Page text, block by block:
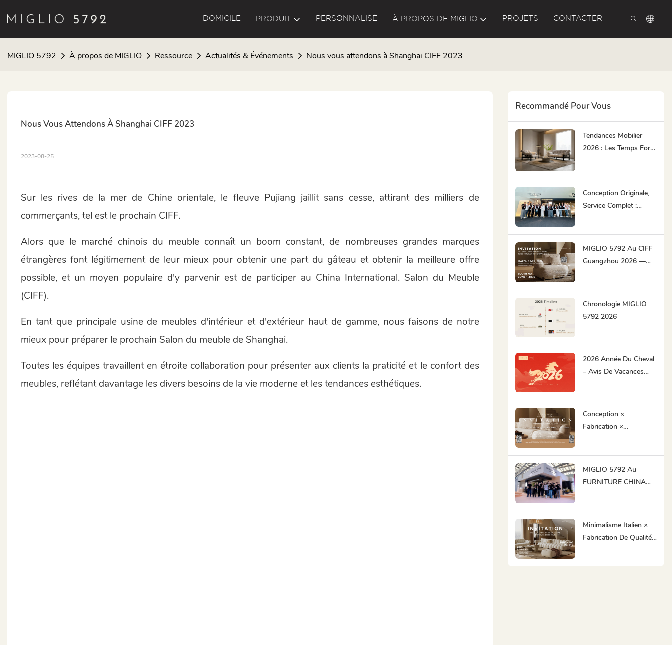
DOMICILE PRODUIT PERSONNALISÉ À PROPOS DE MIGLIO PROJETS CONTACTER
MIGLIO 5792 À propos de MIGLIO Ressource Actualités & Événements Nous vous attendons à Shanghai CIFF 2023
Nous Vous Attendons À Shanghai CIFF 2023
2023-08-25
Sur les rives de la mer de Chine orientale, le fleuve Pujiang jaillit sans cesse, attirant des milliers de
commerçants, tel est le prochain CIFF.
Alors que le marché chinois du meuble connaît un boom constant, de nombreuses grandes marques
étrangères font légitimement de leur mieux pour obtenir une part du gâteau et obtenir la meilleure offre
possible, et un moyen populaire d'y parvenir est de participer au China International. Salon du Meuble
(CIFF).
En tant que principale usine de meubles d'intérieur et d'extérieur haut de gamme, nous faisons de notre
mieux pour préparer le prochain Salon du meuble de Shanghai.
Toutes les équipes travaillent en étroite collaboration pour présenter aux clients la praticité et le confort des
meubles, reflétant davantage les divers besoins de la vie moderne et les tendances esthétiques.
Recommandé Pour Vous
Tendances Mobilier
2026 : Les Temps Forts
Conception Originale,
Service Complet :
MIGLIO 5792 Au CIFF
Guangzhou 2026 —
Chronologie MIGLIO
5792 2026
2026 Année Du Cheval
– Avis De Vacances
Conception ×
Fabrication ×
MIGLIO 5792 Au
FURNITURE CHINA
Minimalisme Italien ×
Fabrication De Qualité |